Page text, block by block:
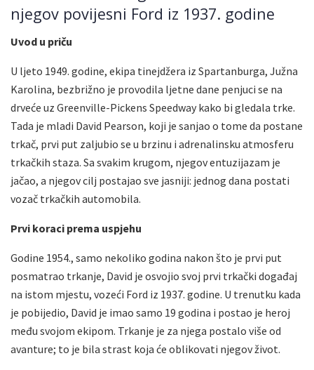
njegov povijesni Ford iz 1937. godine
Uvod u priču
U ljeto 1949. godine, ekipa tinejdžera iz Spartanburga, Južna
Karolina, bezbrižno je provodila ljetne dane penjuci se na
drveće uz Greenville-Pickens Speedway kako bi gledala trke.
Tada je mladi David Pearson, koji je sanjao o tome da postane
trkač, prvi put zaljubio se u brzinu i adrenalinsku atmosferu
trkačkih staza. Sa svakim krugom, njegov entuzijazam je
jačao, a njegov cilj postajao sve jasniji: jednog dana postati
vozač trkačkih automobila.
Prvi koraci prema uspjehu
Godine 1954., samo nekoliko godina nakon što je prvi put
posmatrao trkanje, David je osvojio svoj prvi trkački događaj
na istom mjestu, vozeći Ford iz 1937. godine. U trenutku kada
je pobijedio, David je imao samo 19 godina i postao je heroj
među svojom ekipom. Trkanje je za njega postalo više od
avanture; to je bila strast koja će oblikovati njegov život.